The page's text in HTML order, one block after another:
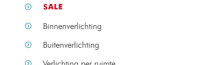
SALE
Binnenverlichting
Buitenverlichting